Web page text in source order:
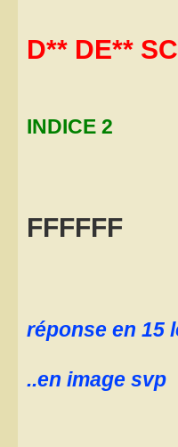
D** DE**
INDICE 2
FFFFFF
réponse en 15
..en image svp